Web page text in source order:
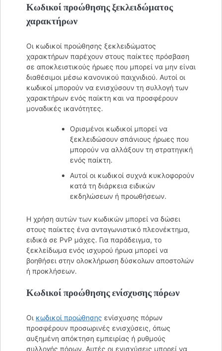
Κωδικοί προώθησης ξεκλειδώματος
χαρακτήρων
Οι κωδικοί προώθησης ξεκλειδώματος
χαρακτήρων παρέχουν στους παίκτες πρόσβαση
σε αποκλειστικούς ήρωες που μπορεί να μην είναι
διαθέσιμοι μέσω κανονικού παιχνιδιού. Αυτοί οι
κωδικοί μπορούν να ενισχύσουν τη συλλογή των
χαρακτήρων ενός παίκτη και να προσφέρουν
μοναδικές ικανότητες.
Ορισμένοι κωδικοί μπορεί να
ξεκλειδώσουν σπάνιους ήρωες που
μπορούν να αλλάξουν τη στρατηγική
ενός παίκτη.
Αυτοί οι κωδικοί συχνά κυκλοφορούν
κατά τη διάρκεια ειδικών
εκδηλώσεων ή προωθήσεων.
Η χρήση αυτών των κωδικών μπορεί να δώσει
στους παίκτες ένα ανταγωνιστικό πλεονέκτημα,
ειδικά σε PvP μάχες. Για παράδειγμα, το
ξεκλείδωμα ενός ισχυρού ήρωα μπορεί να
βοηθήσει στην ολοκλήρωση δύσκολων αποστολών
ή προκλήσεων.
Κωδικοί προώθησης ενίσχυσης πόρων
Οι κωδικοί προώθησης ενίσχυσης πόρων
προσφέρουν προσωρινές ενισχύσεις, όπως
αυξημένη απόκτηση εμπειρίας ή ρυθμούς
συλλογής πόρων. Αυτές οι ενισχύσεις μπορεί να